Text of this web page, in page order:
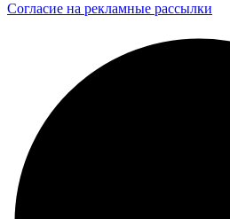
Согласие на рекламные рассылки